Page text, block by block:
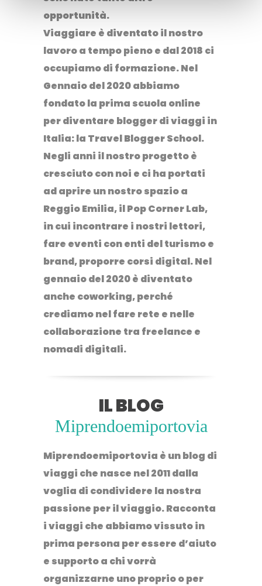
opportunità.
Viaggiare è diventato il nostro
lavoro a tempo pieno e dal 2018 ci
occupiamo di formazione. Nel
Gennaio del 2020 abbiamo
fondato la primascuola online
per diventare blogger di viaggi in
Italia: la Travel Blogger School.
Negli anni il nostro progetto è
cresciuto con noi e ci ha portati
ad aprire un nostro spazio a
Reggio Emilia, ilPop Corner Lab,
in cui incontrare i nostri lettori,
fare eventi con enti del turismo e
brand, proporre corsi digital. Nel
gennaio del 2020 è diventato
anche coworking, perché
crediamo nel fare rete e nelle
collaborazione tra freelance e
nomadi digitali.
IL BLOG
Miprendoemiportovia
Miprendoemiportovia è unblog di
viaggi che nasce nel 2011 dalla
voglia di condividere la nostra
passione per il viaggio. Racconta
i viaggi che abbiamo vissuto in
prima persona per essere d’aiuto
e supporto a chi vorrà
organizzarne uno proprio o per